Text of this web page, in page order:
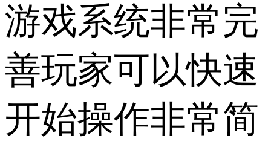
游戏系统非常完
善玩家可以快速
开始操作非常简